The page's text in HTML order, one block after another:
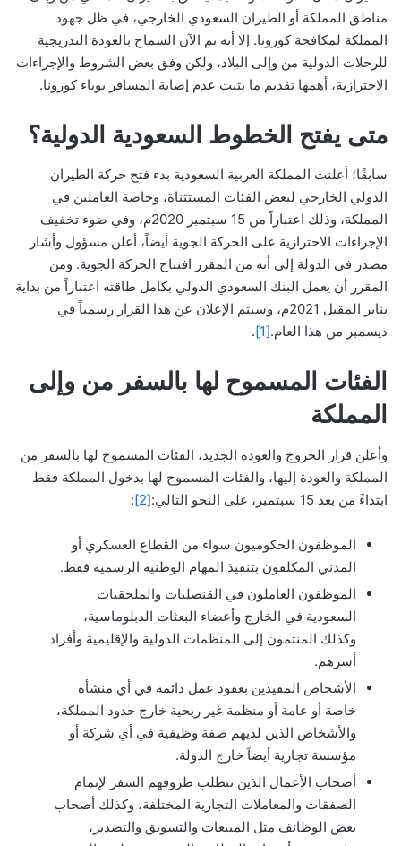
مناطق المملكة أو الطيران السعودي الخارجي، في ظل جهود
المملكة لمكافحة كورونا. إلا أنه تم الآن السماح بالعودة التدريجية
للرحلات الدولية من وإلى البلاد، ولكن وفق بعض الشروط والإجراءات
الاحترازية، أهمها تقديم ما يثبت عدم إصابة المسافر بوباء كورونا.
متى يفتح الخطوط السعودية الدولية؟
سابقًا؛ أعلنت المملكة العربية السعودية بدء فتح حركة الطيران
الدولي الخارجي لبعض الفئات المستثناة، وخاصة العاملين في
المملكة، وذلك اعتباراً من 15 سبتمبر 2020م، وفي ضوء تخفيف
الإجراءات الاحترازية على الحركة الجوية أيضاً، أعلن مسؤول وأشار
مصدر في الدولة إلى أنه من المقرر افتتاح الحركة الجوية. ومن
المقرر أن يعمل البنك السعودي الدولي بكامل طاقته اعتباراً من بداية
يناير المقبل 2021م، وسيتم الإعلان عن هذا القرار رسمياً في
ديسمبر من هذا العام.[1]
.
الفئات المسموح لها بالسفر من وإلى
المملكة
وأعلن قرار الخروج والعودة الجديد، الفئات المسموح لها بالسفر من
المملكة والعودة إليها، والفئات المسموح لها بدخول المملكة فقط
ابتداءً من بعد 15 سبتمبر، على النحو التالي:
[2]
:
الموظفون الحكوميون سواء من القطاع العسكري أو
المدني المكلفون بتنفيذ المهام الوطنية الرسمية فقط.
الموظفون العاملون في القنصليات والملحقيات
السعودية في الخارج وأعضاء البعثات الدبلوماسية،
وكذلك المنتمون إلى المنظمات الدولية والإقليمية وأفراد
أسرهم.
الأشخاص المقيدين بعقود عمل دائمة في أي منشأة
خاصة أو عامة أو منظمة غير ربحية خارج حدود المملكة،
والأشخاص الذين لديهم صفة وظيفية في أي شركة أو
مؤسسة تجارية أيضاً خارج الدولة.
أصحاب الأعمال الذين تتطلب ظروفهم السفر لإتمام
الصفقات والمعاملات التجارية المختلفة، وكذلك أصحاب
بعض الوظائف مثل المبيعات والتسويق والتصدير،